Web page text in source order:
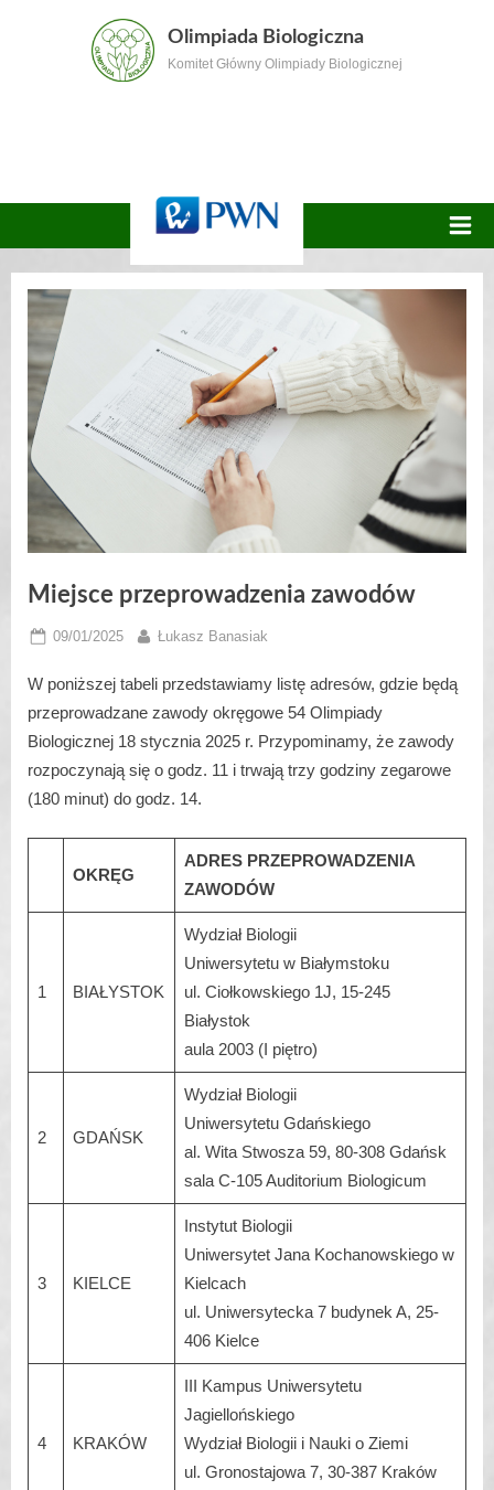
Olimpiada Biologiczna
Komitet Główny Olimpiady Biologicznej
Miejsce przeprowadzenia zawodów
Posted
09/01/2025 By
Łukasz Banasiak
W poniższej tabeli przedstawiamy listę adresów, gdzie będą
przeprowadzane zawody okręgowe 54 Olimpiady
Biologicznej 18 stycznia 2025 r. Przypominamy, że zawody
rozpoczynają się o godz. 11 i trwają trzy godziny zegarowe
(180 minut) do godz. 14.
OKRĘG
ADRES PRZEPROWADZENIA
ZAWODÓW
1 BIAŁYSTOK
Wydział Biologii
Uniwersytetu w Białymstoku
ul. Ciołkowskiego 1J, 15-245
Białystok
aula 2003 (I piętro)
2 GDAŃSK
Wydział Biologii
Uniwersytetu Gdańskiego
al. Wita Stwosza 59, 80-308 Gdańsk
sala C-105 Auditorium Biologicum
3 KIELCE
Instytut Biologii
Uniwersytet Jana Kochanowskiego w
Kielcach
ul. Uniwersytecka 7 budynek A, 25-
406 Kielce
4 KRAKÓW
III Kampus Uniwersytetu
Jagiellońskiego
Wydział Biologii i Nauki o Ziemi
ul. Gronostajowa 7, 30-387 Kraków